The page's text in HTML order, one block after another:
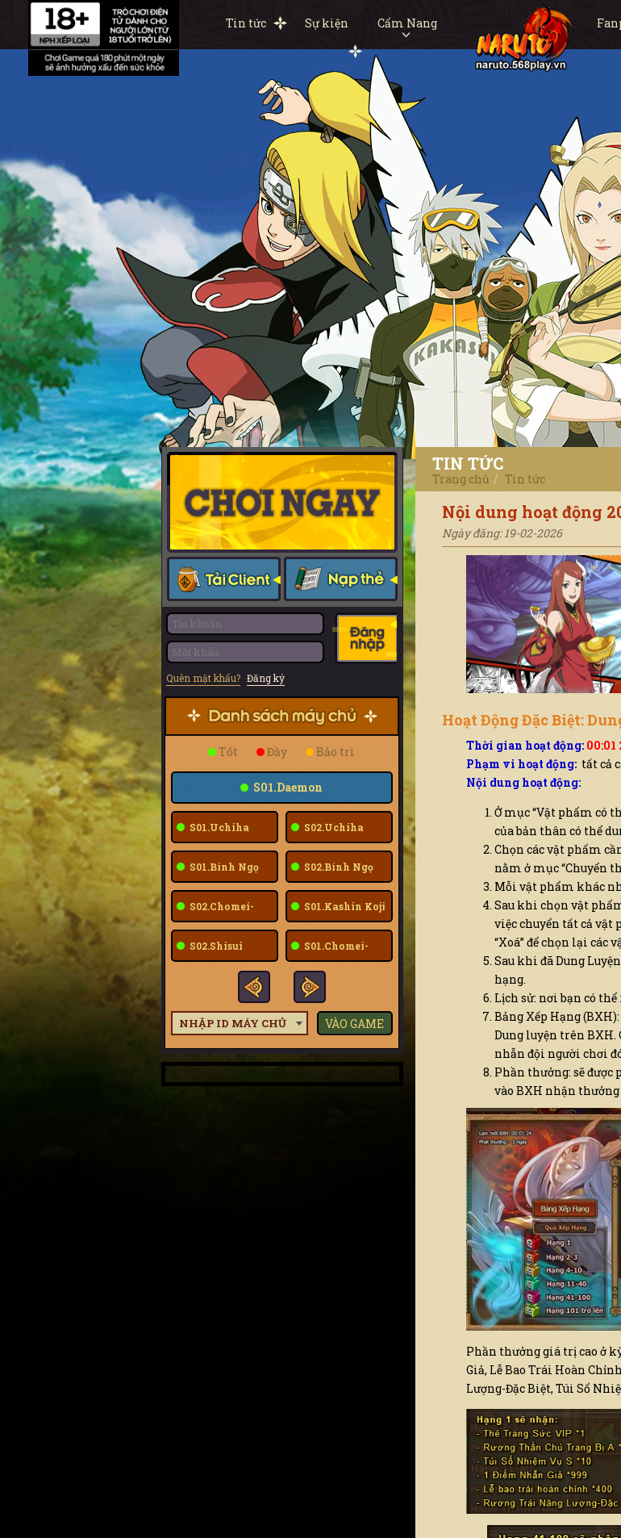
Tin tức Sự kiện Cẩm Nang
Quên mật khẩu? Đăng ký
Tốt Đầy Bảo trì
S01.Daemon
S02.Uchiha
Sarada
S01.Uchiha
Sarada
S02.Bính Ngọ
S01.Bính Ngọ
S01.Kashin Koji
S02.Chomei-
Fuu
S01.Chomei-
Fuu
S02.Shisui
NHẬP ID MÁY CHỦ VÀO GAME
TIN TỨC
Trang chủ Tin tức
Nội dung hoạt động
Ngày đăng: 19-02-2026
Hoạt Động Đặc Biệt:
Thời gian hoạt động:
Phạm vi hoạt động: tất cả
Nội dung hoạt động:
Ở mục “Vật phẩm có
của bản thân có thể
Chọn các vật phẩm
nằm ở mục “Chuyển
Mỗi vật phẩm khác
Sau khi chọn vật
việc chuyển tất cả vật
“Xoá” để chọn lại các
Sau khi đã Dung
hạng.
Lịch sử: nơi bạn có
Bảng Xếp Hạng
Dung luyện trên
nhẫn đội người chơi
Phần thưởng: sẽ được
vào BXH nhận
Phần thưởng giá trị cao ở
Giả, Lễ Bao Trái Hoàn
Lượng-Đặc Biệt, Túi Sổ
Chọn server để nhận code
Vui lòng chọn